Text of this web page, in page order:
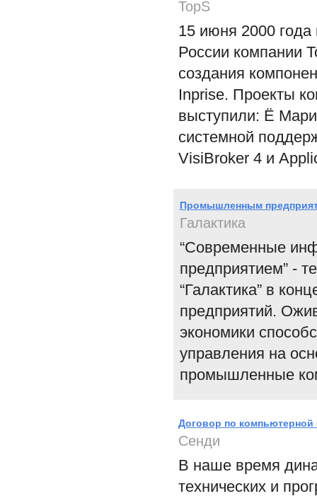
TopS
15 июня 2000
России компании
создания
Inprise. Проекты
выступили: Ё
системной
VisiBroker 4 и
Промышленным
Галактика
“Современные
предприятием” -
“Галактика” в
предприятий.
экономики
управления на
промышленные
Договор по компьютерной
Сенди
В наше время
технических и